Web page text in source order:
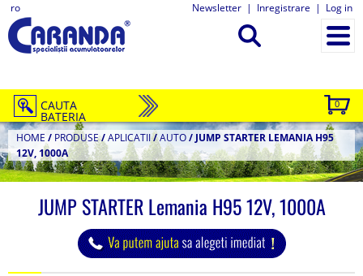
ro Newsletter | Inregistrare | Log in
0
CAUTA
BATERIA
HOME / PRODUSE/APLICATII/AUTO/ JUMP STARTER LEMANIA H95
12V, 1000A
JUMP STARTER Lemania H95 12V, 1000A